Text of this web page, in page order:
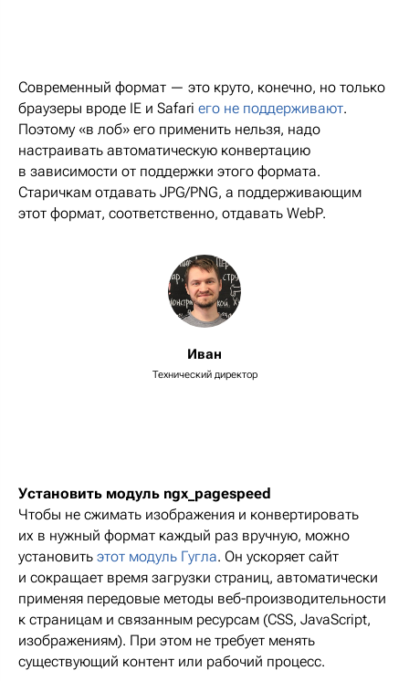
Современный формат — это круто, конечно, но только
браузеры вроде IE и Safari его не поддерживают.
Поэтому «в лоб» его применить нельзя, надо
настраивать автоматическую конвертацию
в зависимости от поддержки этого формата.
Старичкам отдавать JPG/PNG, а поддерживающим
этот формат, соответственно, отдавать WebP.
Иван
Технический директор
Установить модуль ngx_pagespeed
Чтобы не сжимать изображения и конвертировать
их в нужный формат каждый раз вручную, можно
установить этот модуль Гугла. Он ускоряет сайт
и сокращает время загрузки страниц, автоматически
применяя передовые методы веб-производительности
к страницам и связанным ресурсам (CSS, JavaScript,
изображениям). При этом не требует менять
существующий контент или рабочий процесс.